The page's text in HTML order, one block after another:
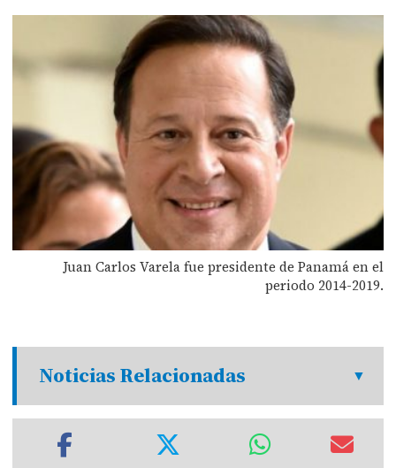
Juan Carlos Varela fue presidente de Panamá en el
periodo 2014-2019.
Noticias Relacionadas